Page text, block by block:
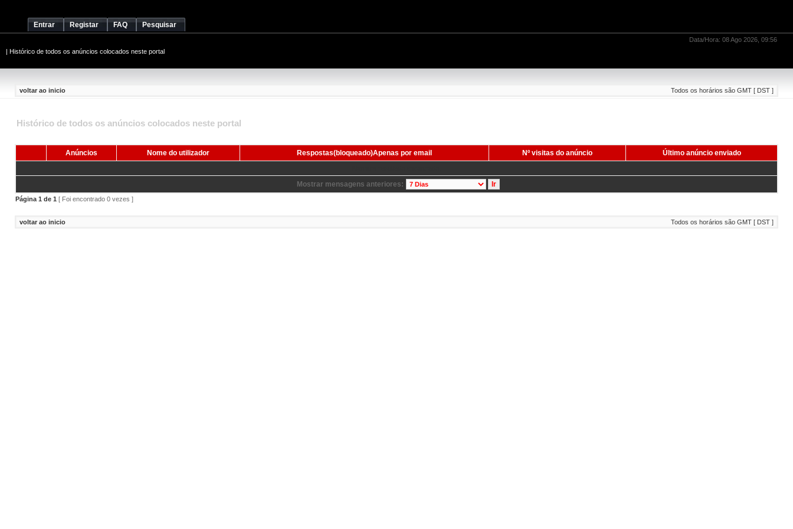
Entrar Registar FAQ Pesquisar
Data/Hora: 08 Ago 2026, 09:56
| Histórico de todos os anúncios colocados neste portal
voltar ao inicio Todos os horários são GMT [ DST ]
Histórico de todos os anúncios colocados neste portal
Anúncios Nome do utilizador Respostas(bloqueado)Apenas por email Nº visitas do anúncio Último anúncio enviado
Mostrar mensagens anteriores:
Página 1 de 1 [ Foi encontrado 0 vezes ]
voltar ao inicio Todos os horários são GMT [ DST ]